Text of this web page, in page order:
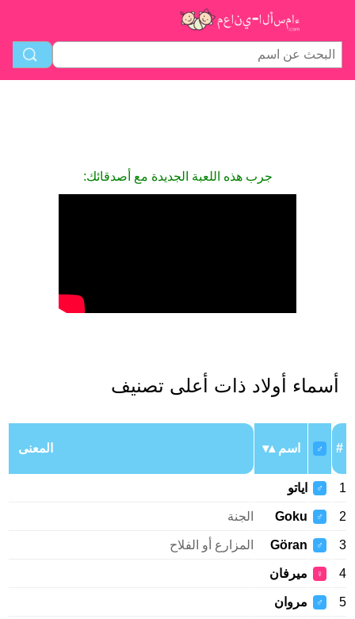
جرب هذه اللعبة الجديدة مع أصدقائك:
أسماء أولاد ذات أعلى تصنيف
#
♂ اسم المعنى
1
♂ اياتو
2
♂
Goku الجنة
3
♂
Göran المزارع أو الفلاح
4
♀ ميرفان
5
♂ مروان